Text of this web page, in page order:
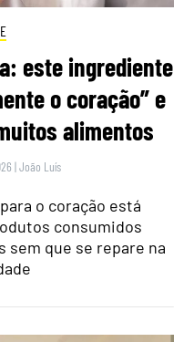
este ingrediente
o coração” e
alimentos
|João Luís
o coração está
consumidos
sem que se repare na